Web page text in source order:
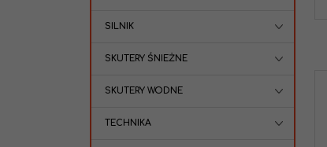
SILNIK
SKUTERY ŚNIEŻNE
SKUTERY WODNE
TECHNIKA